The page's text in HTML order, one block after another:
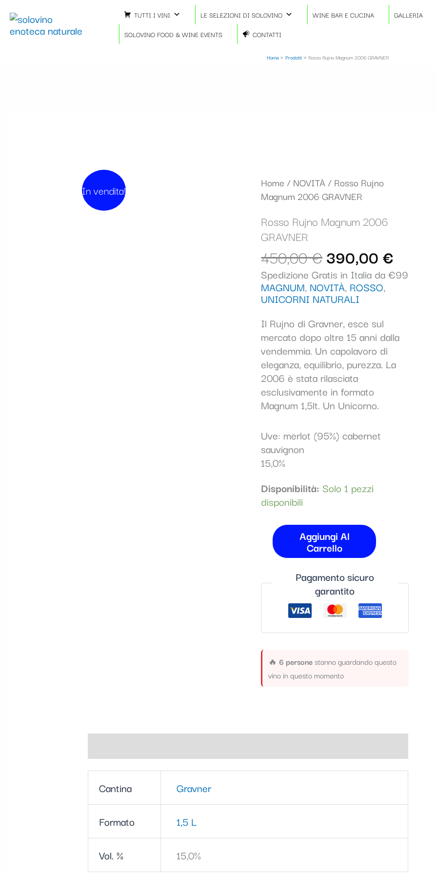
contenuto
TUTTI I VINI LE SELEZIONI DI SOLOVINO WINE BAR E CUCINA
GALLERIA
SOLOVINO FOOD & WINE EVENTS
CONTATTI
Home Prodotti Rosso Rujno Magnum 2006 GRAVNER
In vendita! Home / NOVITÀ/ Rosso Rujno
Magnum 2006 GRAVNER
Rosso Rujno Magnum 2006
GRAVNER
450,00€
Il
prezzo
era:
390,00 €
Spedizione Gratis in Italia da €99
MAGNUM, NOVITÀ, ROSSO,
UNICORNI NATURALI
Il Rujno di Gravner, esce sul
mercato dopo oltre 15 anni dalla
vendemmia. Un capolavoro di
eleganza, equilibrio, purezza. La
2006 è stata rilasciata
esclusivamente in formato
Magnum 1,5lt. Un Unicorno.
Uve: merlot (95%) cabernet
sauvignon
15,0%
Disponibilità: Solo 1 pezzi
disponibili
Rosso
Rujno
2006
GRAVNER
quantità
Aggiungi Al
Carrello
Pagamento sicuro
garantito
🔥 6 personestanno guardando questo
vino in questo momento
Cantina Gravner
Formato 1,5 L
Vol. % 15,0%